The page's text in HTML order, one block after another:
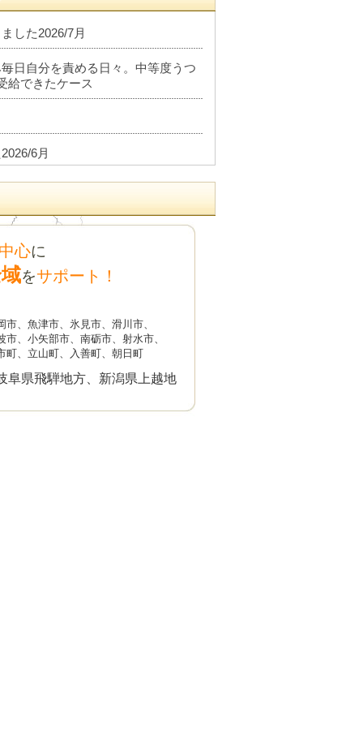
した2026/7月
日自分を責める日々。中等度うつ
給できたケース
6月
した2026/6月
度知的障害で障害基礎年金2級を受
5月
心に
をサポート！
市、魚津市、氷見市、滑川市、
市、小矢部市、南砺市、射水市、
町、立山町、入善町、朝日町
阜県飛騨地方、新潟県上越地